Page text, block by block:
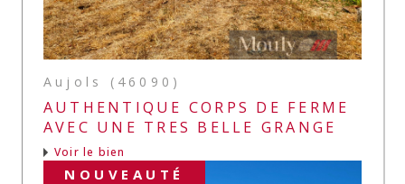
Aujols (46090)
AUTHENTIQUE CORPS DE FERME
AVEC UNE TRES BELLE GRANGE
Voir le bien
NOUVEAUTÉ